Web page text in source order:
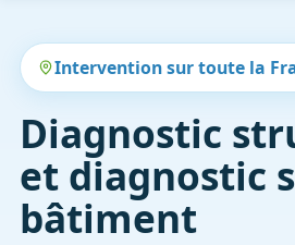
Intervention sur toute la
Diagnostic
et diagnostic
bâtiment